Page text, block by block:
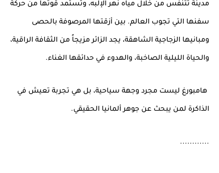
مدينة تتنفس من خلال مياه نهر الإلبه، وتستمد قوتها من حركة
سفنها التي تجوب العالم. بين أزقتها المرصوفة بالحصى
ومبانيها الزجاجية الشاهقة، يجد الزائر مزيجاً من الثقافة الراقية،
والحياة الليلية الصاخبة، والهدوء في حدائقها الغناء.
هامبورغ ليست مجرد وجهة سياحية، بل هي تجربة تعيش في
الذاكرة لمن يبحث عن جوهر ألمانيا الحقيقي.
............